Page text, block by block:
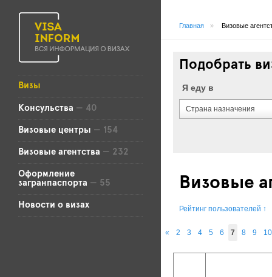
Визы
Консульства — 40
Визовые центры — 154
Визовые агентства — 232
Оформление
загранпаспорта — 55
Новости о визах
Главная » Визовые
Подобрать
Я еду в
Страна назначения
Визовые
Рейтинг пользователей ↑
« 2 3 4 5 6 7 8 9 10